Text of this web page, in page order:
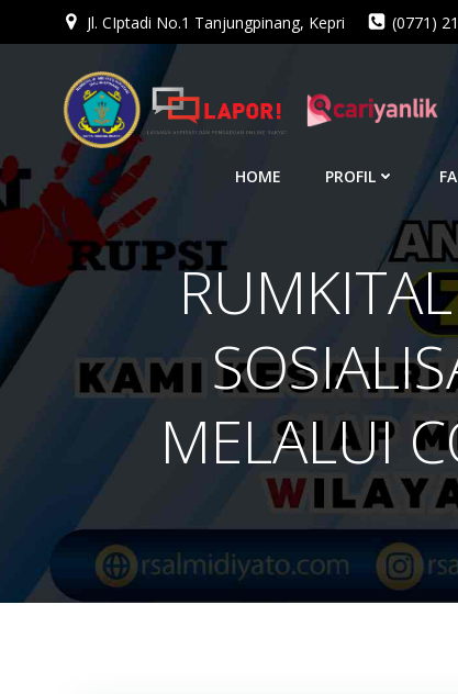
Jl. CIptadi No.1 Tanjungpinang, Kepri (0771)
HOME PROFIL
MELALUI